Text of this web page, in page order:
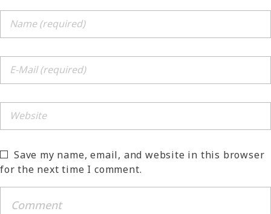
Save my name, email, and website in this browser
for the next time I comment.